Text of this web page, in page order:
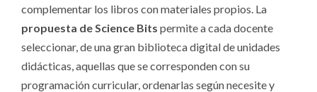
complementar los libros con materiales propios. La
propuesta de Science Bits permite a cada docente
seleccionar, de una gran biblioteca digital de unidades
didácticas, aquellas que se corresponden con su
programación curricular, ordenarlas según necesite y